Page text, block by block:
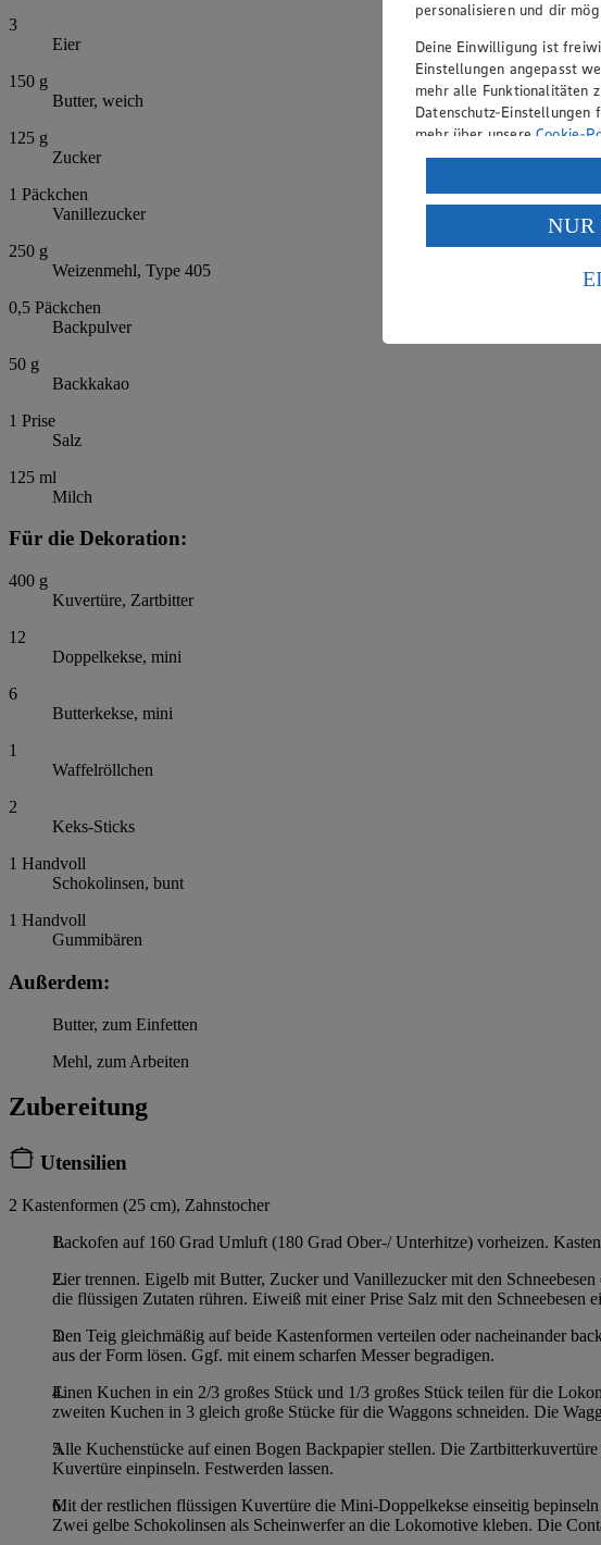
3
Eier
150 g
Butter, weich
125 g
Zucker
1 Päckchen
Vanillezucker
250 g
Weizenmehl, Type 405
0,5 Päckchen
Backpulver
50 g
Backkakao
1 Prise
Salz
125 ml
Milch
Für die Dekoration:
400 g
Kuvertüre, Zartbitter
12
Doppelkekse, mini
6
Butterkekse, mini
1
Waffelröllchen
2
Keks-Sticks
1 Handvoll
Schokolinsen, bunt
1 Handvoll
Gummibären
Außerdem:
Butter, zum Einfetten
Mehl, zum Arbeiten
Zubereitung
Utensilien
2 Kastenformen (25 cm), Zahnstocher
Backofen auf 160 Grad Umluft (180 Grad Ober-/ Unterhitze) vorheizen.
Eier trennen. Eigelb mit Butter, Zucker und Vanillezucker mit den
die flüssigen Zutaten rühren. Eiweiß mit einer Prise Salz mit den Schneebesen
Den Teig gleichmäßig auf beide Kastenformen verteilen oder nacheinander
aus der Form lösen. Ggf. mit einem scharfen Messer begradigen.
Einen Kuchen in ein 2/3 großes Stück und 1/3 großes Stück teilen für die
zweiten Kuchen in 3 gleich große Stücke für die Waggons schneiden. Die
Alle Kuchenstücke auf einen Bogen Backpapier stellen. Die
Kuvertüre einpinseln. Festwerden lassen.
Mit der restlichen flüssigen Kuvertüre die Mini-Doppelkekse einseitig
Zwei gelbe Schokolinsen als Scheinwerfer an die Lokomotive kleben. Die
personalisieren und dir
Deine Einwilligung ist
Einstellungen angepasst
mehr alle Funktionalitäten
Datenschutz-Einstellungen
mehr über unsereCookie-
Verarbeitung deiner
Wenn du auf
ein, dass deine Daten in
einem nach europäischen
Risiko eines Zugriffs durch
NUR